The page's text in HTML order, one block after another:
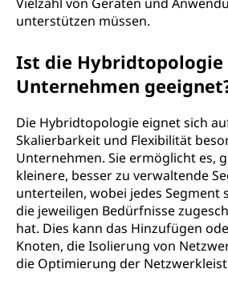
unterstützen müssen.
Ist die
Unternehmen
Die Hybridtopologie eignet sich
Skalierbarkeit und Flexibilität
Unternehmen. Sie ermöglicht es,
kleinere, besser zu verwaltende
unterteilen, wobei jedes Segment
die jeweiligen Bedürfnisse
hat. Dies kann das Hinzufügen
Knoten, die Isolierung von
die Optimierung der